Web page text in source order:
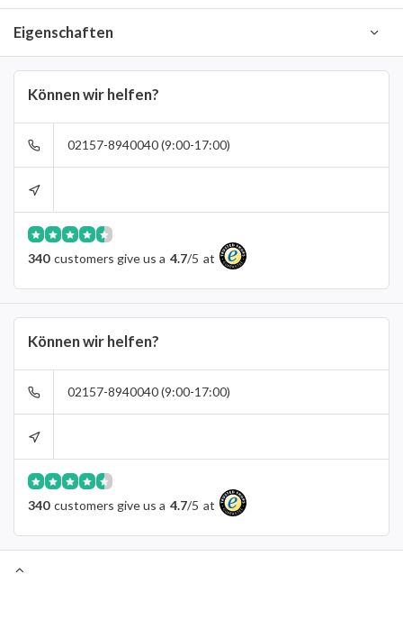
Eigenschaften
Können wir helfen?
02157-8940040 (9:00-17:00)
340 customers give us a 4.7/5 at
Können wir helfen?
02157-8940040 (9:00-17:00)
340 customers give us a 4.7/5 at